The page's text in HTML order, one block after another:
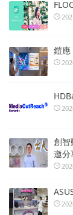
鎧
創智
邀分